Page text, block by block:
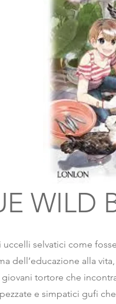
WILD
uccelli selvatici come
dell’educazione alla
giovani tortore che
e simpatici gufi